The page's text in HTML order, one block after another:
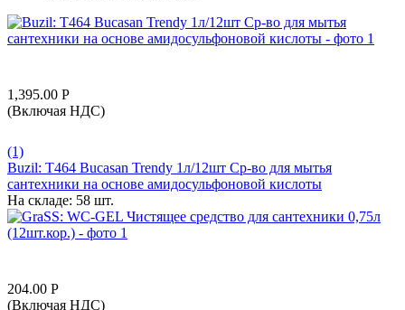
1,395.00 Р
(Включая НДС)
(1)
Buzil: T464 Bucasan Trendy 1л/12шт Ср-во для мытья
сантехники на основе амидосульфоновой кислоты
На складе: 58 шт.
204.00 Р
(Включая НДС)